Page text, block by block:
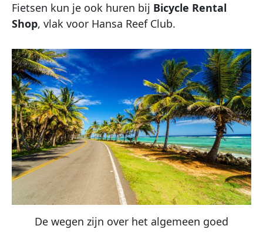
Fietsen kun je ook huren bij Bicycle Rental
Shop, vlak voor Hansa Reef Club.
De wegen zijn over het algemeen goed